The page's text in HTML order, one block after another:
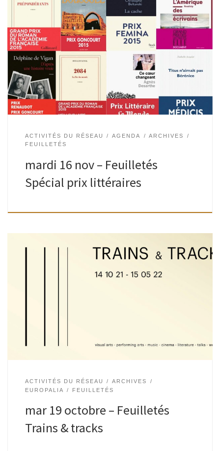
Suivant un fil inédit, un bibliothécaire propose un éventail
de livres (romans, documentaires, bd, livres d’artistes),
fraîchement imprimés ou épuisés, reconnus ou oubliés…
Plongée au cœur des prix littéraires, de […]
ACTIVITÉS DU RÉSEAU AGENDA
ARCHIVES
FEUILLETÉS
mardi 16 nov – Feuilletés
Spécial prix littéraires
Suivant un fil inédit, un bibliothécaire propose un éventail
ACTIVITÉS DU RÉSEAU
ARCHIVES
EUROPALIA
FEUILLETÉS
mar 19 octobre – Feuilletés
Trains & tracks